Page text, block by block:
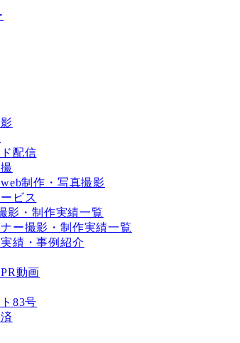
配信
制作・写真撮影
ビス
影・制作実績一覧
ー撮影・制作実績一覧
績・事例紹介
動画
83号